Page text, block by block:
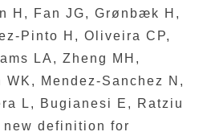
H, Fan JG, Grønbæk H,
Pinto H, Oliveira CP,
LA, Zheng MH,
WK, Mendez-Sanchez N,
L, Bugianesi E, Ratziu
new definition for